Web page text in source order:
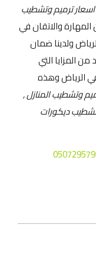
اسعار ترميم وتشطيب
والاتقان في
ولدينا ضمان
المزايا التي
الرياض وهذه
وتشطيب المنازل ,
ديكورات